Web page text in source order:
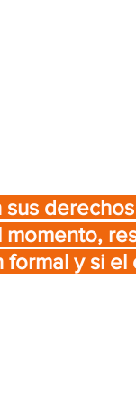
y si el